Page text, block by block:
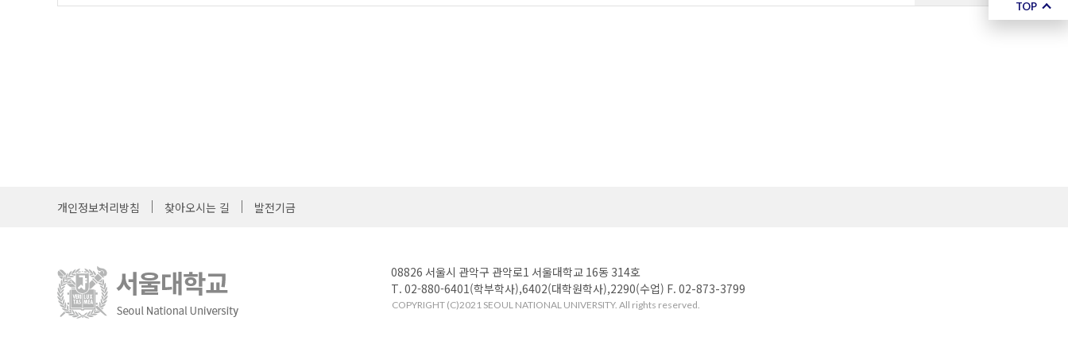
개인정보처리방침 찾아오시는 길 발전기금
08826 서울시 관악구 관악로1 서울대학교 16동 314호
T. 02-880-6401(학부학사),6402(대학원학사),2290(수업) F. 02-873-3799
COPYRIGHT (C)2021 SEOUL NATIONAL UNIVERSITY. All rights reserved.
TOP